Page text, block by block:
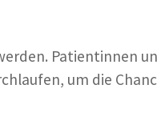
Patientinnen
um die